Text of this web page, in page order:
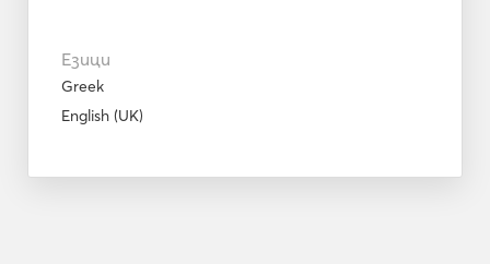
Езици
Greek
English (UK)